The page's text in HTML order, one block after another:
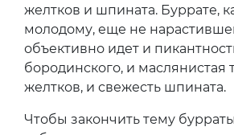
желтков и шпината. Буррате,
молодому, еще не
объективно идет и
бородинского, и маслянистая
желтков, и свежесть шпината.
Чтобы закончить тему